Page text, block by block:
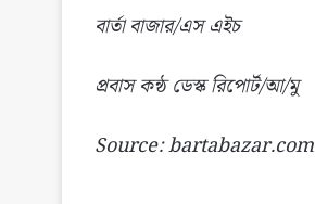
বার্তা বাজার/এস এইচ
প্রবাস কন্ঠ ডেস্ক রিপোর্ট/আ/মু
Source: bartabazar.com